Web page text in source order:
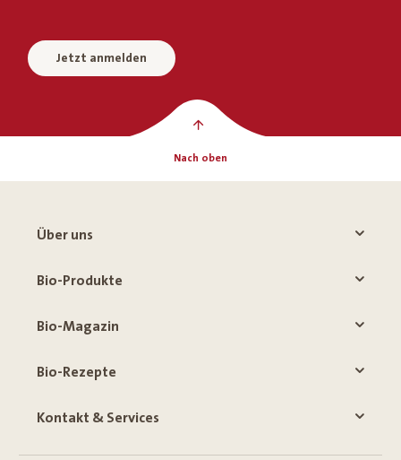
Jetzt anmelden
Nach oben
Über uns
Bio-Produkte
Bio-Magazin
Bio-Rezepte
Kontakt & Services